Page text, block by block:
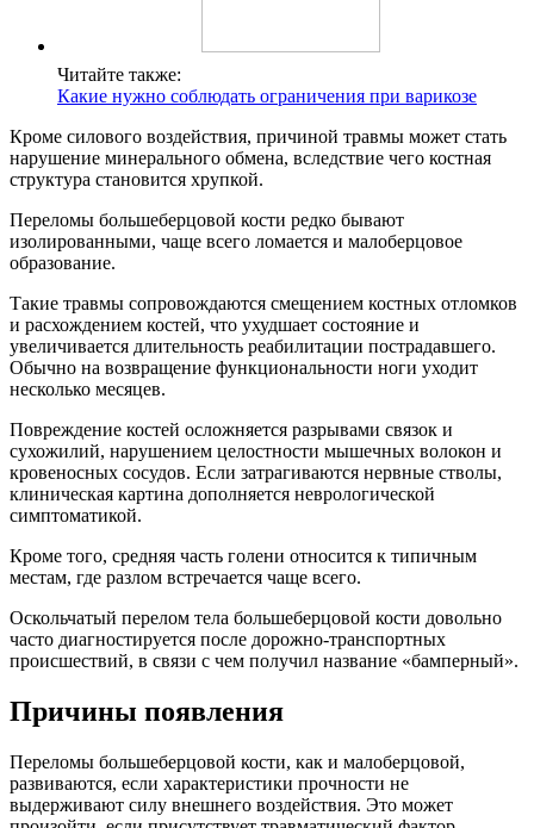
Читайте также:
Какие нужно соблюдать ограничения при варикозе
Кроме силового воздействия, причиной травмы может стать
нарушение минерального обмена, вследствие чего костная
структура становится хрупкой.
Переломы большеберцовой кости редко бывают
изолированными, чаще всего ломается и малоберцовое
образование.
Такие травмы сопровождаются смещением костных отломков
и расхождением костей, что ухудшает состояние и
увеличивается длительность реабилитации пострадавшего.
Обычно на возвращение функциональности ноги уходит
несколько месяцев.
Повреждение костей осложняется разрывами связок и
сухожилий, нарушением целостности мышечных волокон и
кровеносных сосудов. Если затрагиваются нервные стволы,
клиническая картина дополняется неврологической
симптоматикой.
Кроме того, средняя часть голени относится к типичным
местам, где разлом встречается чаще всего.
Оскольчатый перелом тела большеберцовой кости довольно
часто диагностируется после дорожно-транспортных
происшествий, в связи с чем получил название «бамперный».
Причины появления
Переломы большеберцовой кости, как и малоберцовой,
развиваются, если характеристики прочности не
выдерживают силу внешнего воздействия. Это может